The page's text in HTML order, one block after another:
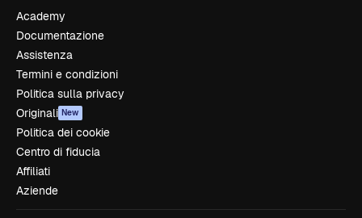
Academy
Documentazione
Assistenza
Termini e condizioni
Politica sulla privacy
Originali New
Politica dei cookie
Centro di fiducia
Affiliati
Aziende